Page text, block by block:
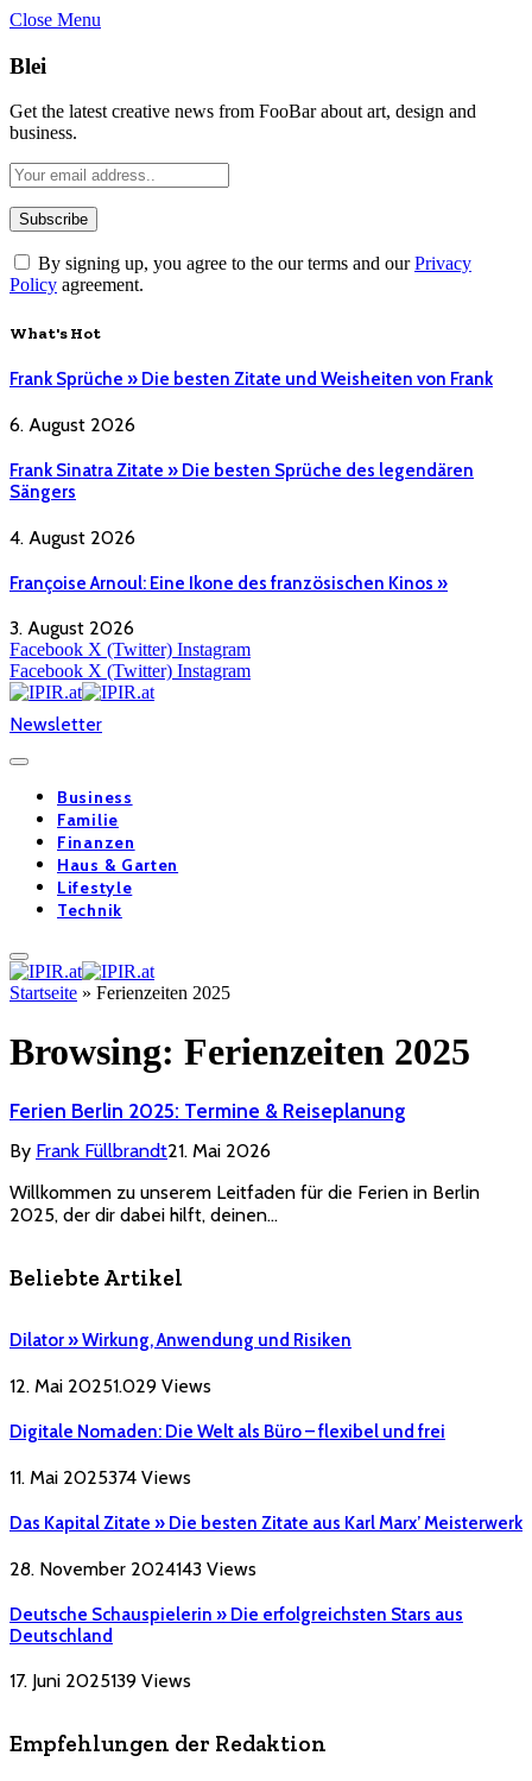
Close Menu
Blei
Get the latest creative news from FooBar about art, design and
business.
By signing up, you agree to the our terms and ourPrivacy
Policy agreement.
What's Hot
Frank Sprüche » Die besten Zitate und Weisheiten von Frank
6. August 2026
Frank Sinatra Zitate » Die besten Sprüche des legendären
Sängers
4. August 2026
Françoise Arnoul: Eine Ikone des französischen Kinos »
3. August 2026
Facebook X (Twitter) Instagram
Facebook X (Twitter) Instagram
Newsletter
Business
Familie
Finanzen
Haus & Garten
Lifestyle
Technik
Startseite » Ferienzeiten 2025
Browsing: Ferienzeiten 2025
Ferien Berlin 2025: Termine & Reiseplanung
By Frank Füllbrandt21. Mai 2026
Willkommen zu unserem Leitfaden für die Ferien in Berlin
2025, der dir dabei hilft, deinen…
Beliebte Artikel
Dilator » Wirkung, Anwendung und Risiken
12. Mai 20251.029 Views
Digitale Nomaden: Die Welt als Büro – flexibel und frei
11. Mai 2025374 Views
Das Kapital Zitate » Die besten Zitate aus Karl Marx’ Meisterwerk
28. November 2024143 Views
Deutsche Schauspielerin » Die erfolgreichsten Stars aus
Deutschland
17. Juni 2025139 Views
Empfehlungen der Redaktion